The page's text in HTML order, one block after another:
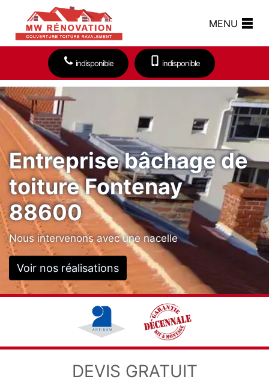
MENU
indisponible indisponible
Entreprise bâchage de
toiture Fontenay
88600
Nous intervenons avec une nacelle
Voir nos réalisations
DEVIS GRATUIT